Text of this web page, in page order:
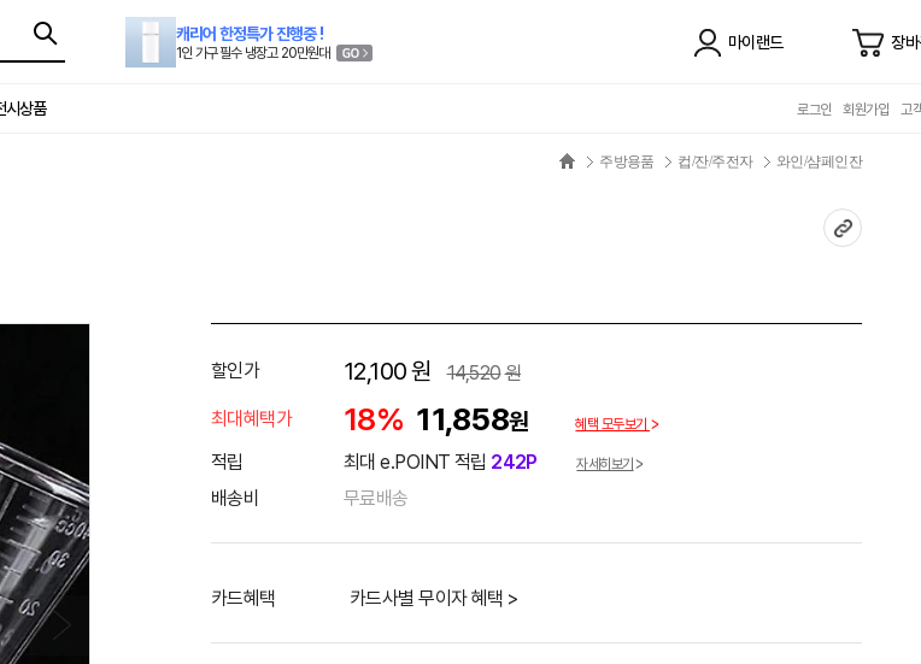
캐리어 한정특가 진행중 !
1인 가구 필수 냉장고 20만원대
마이랜드 장
시상품 로그인 회원가입 고
주방용품 컵/잔/주전자 와인/샴페인잔
할인가 12,100원 14,520원
최대혜택가
18% 11,858원 혜택 모두보기
적립 최대 e.POINT 적립 242P 자세히보기
배송비 무료배송
카드혜택 카드사별 무이자 혜택 >